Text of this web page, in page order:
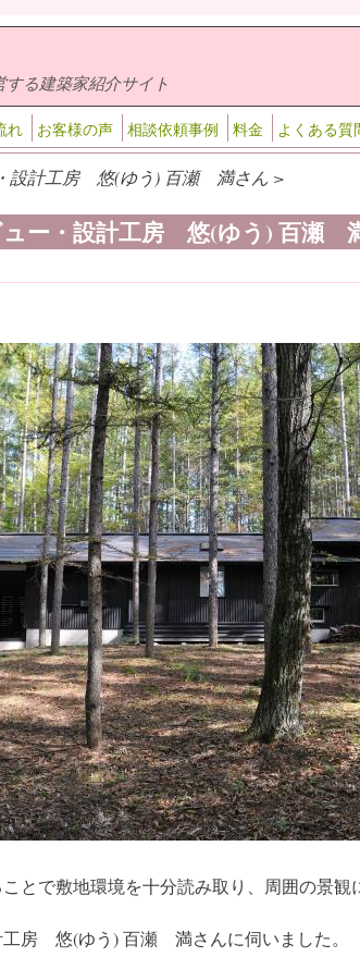
る建築家紹介サイト
れ お客様の声 相談依頼事例 料金 よくある質
設計工房 悠(ゆう) 百瀬 満さん >
ュー・設計工房 悠(ゆう) 百瀬
とで敷地環境を十分読み取り、周囲の景
工房 悠(ゆう) 百瀬 満さんに伺いました。